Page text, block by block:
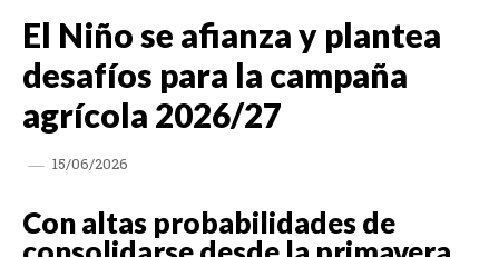
El Niño se afianza y plantea
desafíos para la campaña
agrícola 2026/27
15/06/2026
Con altas probabilidades de